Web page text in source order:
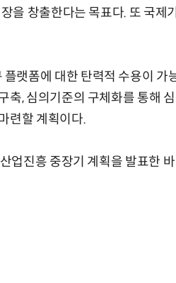
을 창출한다는 목표다. 또 국제
랫폼에 대한 탄력적 수용이 가
축, 심의기준의 구체화를 통해
련할 계획이다.
업진흥 중장기 계획을 발표한